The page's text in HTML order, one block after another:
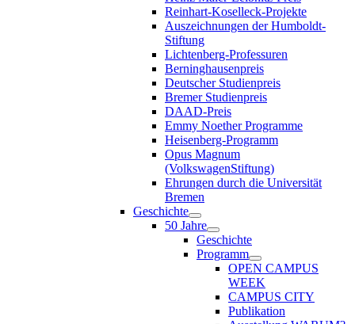
Reinhart-Koselleck-Projekte
Auszeichnungen der Humboldt-
Stiftung
Lichtenberg-Professuren
Berninghausenpreis
Deutscher Studienpreis
Bremer Studienpreis
DAAD-Preis
Emmy Noether Programme
Heisenberg-Programm
Opus Magnum
(VolkswagenStiftung)
Ehrungen durch die Universität
Bremen
Geschichte
50 Jahre
Geschichte
Programm
OPEN CAMPUS
WEEK
CAMPUS CITY
Publikation